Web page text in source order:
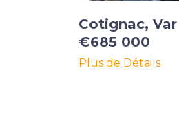
Cotignac, Var
€685 000
Plus de Détails